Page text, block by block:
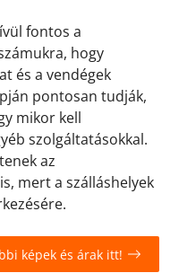
fontos a
hogy
és a vendégek
pontosan tudják,
mikor kell
szolgáltatásokkal.
az
mert a szálláshelyek
képek és árak itt!